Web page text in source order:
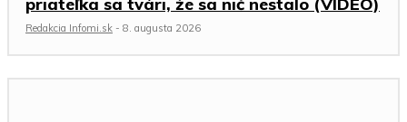
Redakcia Infomi.sk - 8. augusta 2026